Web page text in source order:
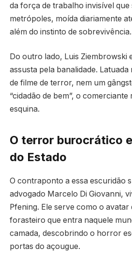
da força de trabalho invisível que
metrópoles, moída diariamente
além do instinto de sobrevivência.
Do outro lado, Luis Ziembrowski
assusta pela banalidade.
de filme de terror, nem um
“cidadão de bem”, o comerciante
esquina.
O terror burocrático
do Estado
O contraponto a essa escuridão
advogado Marcelo Di Giovanni,
Pfening. Ele serve como o avatar
forasteiro que entra naquele
camada, descobrindo o horror
portas do açougue.